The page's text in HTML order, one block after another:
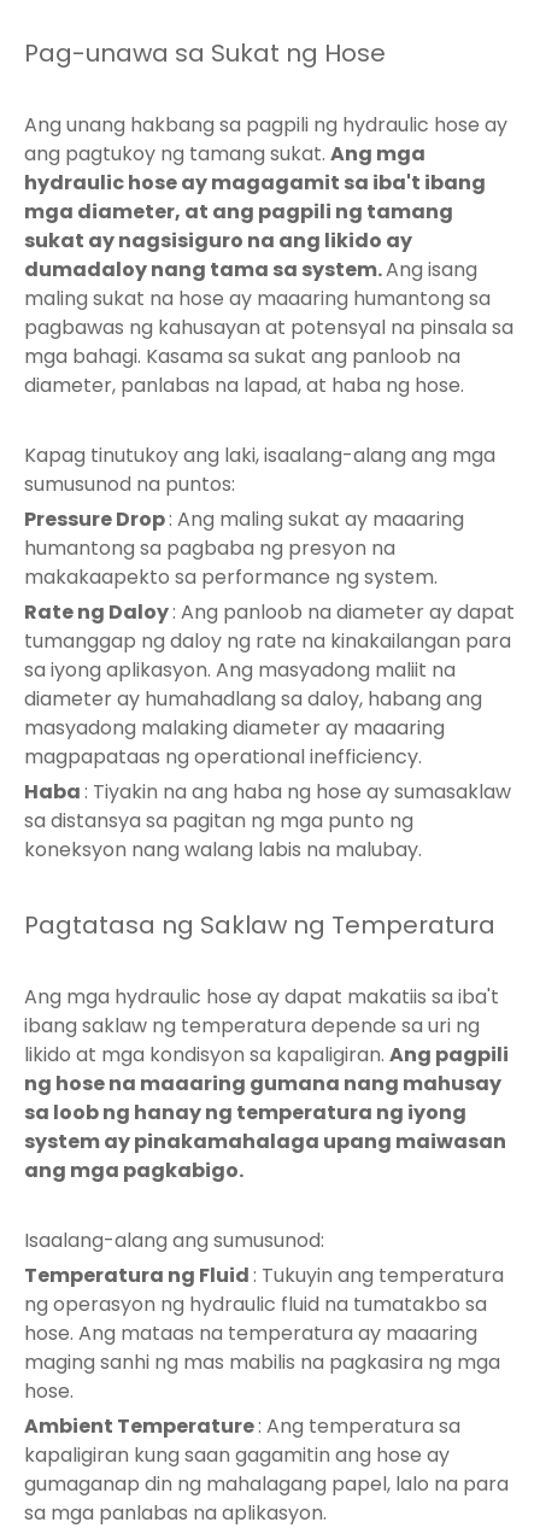
Pag-unawa sa Sukat ng Hose
Ang unang hakbang sa pagpili ng hydraulic hose ay
ang pagtukoy ng tamang sukat. Ang mga
hydraulic hose ay magagamit sa iba't ibang
mga diameter, at ang pagpili ng tamang
sukat ay nagsisiguro na ang likido ay
dumadaloy nang tama sa system.Ang isang
maling sukat na hose ay maaaring humantong sa
pagbawas ng kahusayan at potensyal na pinsala sa
mga bahagi. Kasama sa sukat ang panloob na
diameter, panlabas na lapad, at haba ng hose.
Kapag tinutukoy ang laki, isaalang-alang ang mga
sumusunod na puntos:
Pressure Drop: Ang maling sukat ay maaaring
humantong sa pagbaba ng presyon na
makakaapekto sa performance ng system.
Rate ng Daloy: Ang panloob na diameter ay dapat
tumanggap ng daloy ng rate na kinakailangan para
sa iyong aplikasyon. Ang masyadong maliit na
diameter ay humahadlang sa daloy, habang ang
masyadong malaking diameter ay maaaring
magpapataas ng operational inefficiency.
Haba: Tiyakin na ang haba ng hose ay sumasaklaw
sa distansya sa pagitan ng mga punto ng
koneksyon nang walang labis na malubay.
Pagtatasa ng Saklaw ng Temperatura
Ang mga hydraulic hose ay dapat makatiis sa iba't
ibang saklaw ng temperatura depende sa uri ng
likido at mga kondisyon sa kapaligiran. Ang pagpili
ng hose na maaaring gumana nang mahusay
sa loob ng hanay ng temperatura ng iyong
system ay pinakamahalaga upang maiwasan
ang mga pagkabigo.
Isaalang-alang ang sumusunod:
Temperatura ng Fluid: Tukuyin ang temperatura
ng operasyon ng hydraulic fluid na tumatakbo sa
hose. Ang mataas na temperatura ay maaaring
maging sanhi ng mas mabilis na pagkasira ng mga
hose.
Ambient Temperature: Ang temperatura sa
kapaligiran kung saan gagamitin ang hose ay
gumaganap din ng mahalagang papel, lalo na para
sa mga panlabas na aplikasyon.